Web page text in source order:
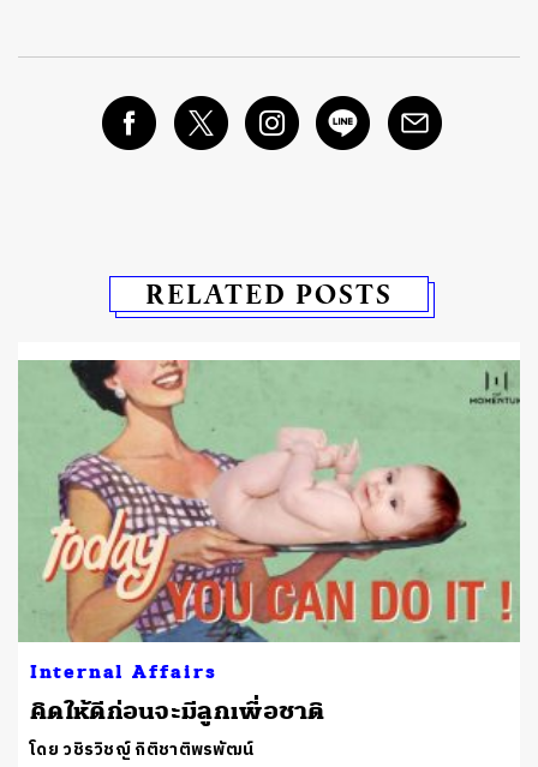
RELATED POSTS
Internal Affairs
คิดให้ดีก่อนจะมีลูกเพื่อชาติ
โดย วชิรวิชญ์ กิติชาติพรพัฒน์